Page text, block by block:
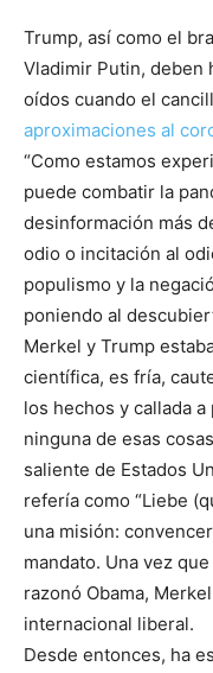
Trump, así como el
Vladimir Putin, deben
oídos cuando el
aproximaciones al
“Como estamos
puede combatir la
desinformación más
odio o incitación al
populismo y la
poniendo al
Merkel y Trump
científica, es fría,
los hechos y callada
ninguna de esas
saliente de Estados
refería como “Liebe
una misión:
mandato. Una vez
razonó Obama,
internacional liberal.
Desde entonces, ha